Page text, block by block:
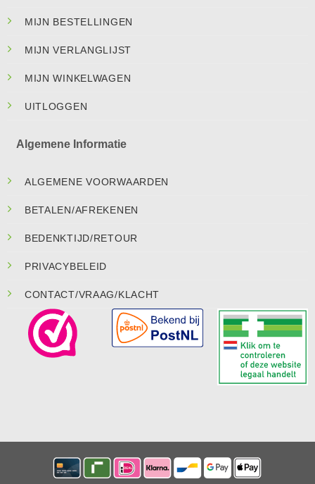
MIJN BESTELLINGEN
MIJN VERLANGLIJST
MIJN WINKELWAGEN
UITLOGGEN
Algemene Informatie
ALGEMENE VOORWAARDEN
BETALEN/AFREKENEN
BEDENKTIJD/RETOUR
PRIVACYBELEID
CONTACT/VRAAG/KLACHT